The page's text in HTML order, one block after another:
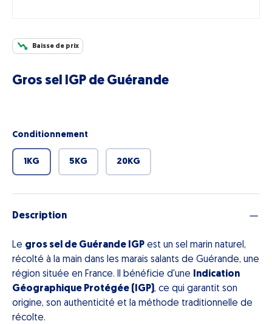
Baisse de prix
Gros sel IGP de Guérande
Conditionnement
1KG 5KG 20KG
Description
Le gros sel de Guérande IGP est un sel marin naturel,
récolté à la main dans les marais salants de Guérande, une
région située en France. Il bénéficie d'une Indication
Géographique Protégée (IGP), ce qui garantit son
origine, son authenticité et la méthode traditionnelle de
récolte.